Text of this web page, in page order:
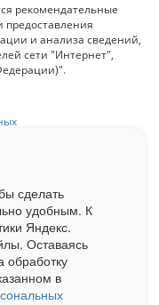
рекомендательные
и анализа сведений,
сети "Интернет",
на сайте
по запросу
нас Контакты
сделать
удобным. К
Яндекс.
Оставаясь
обработку
в